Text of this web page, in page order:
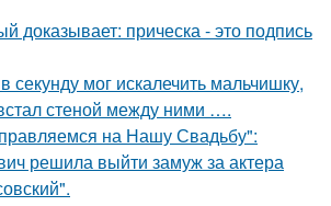
доказывает: прическа - это подпись
секунду мог искалечить мальчишку,
стеной между ними ….
на Нашу Свадьбу":
решила выйти замуж за актера